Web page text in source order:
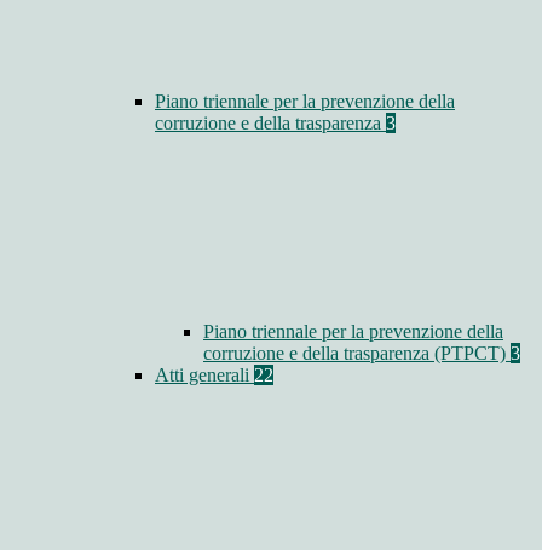
Piano triennale per la prevenzione della
corruzione e della trasparenza 3
Piano triennale per la prevenzione della
corruzione e della trasparenza (PTPCT) 3
Atti generali 22